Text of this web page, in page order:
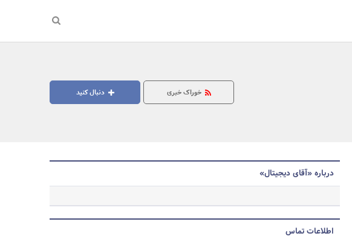
جستجو
دنبال کنید خوراک خبری
درباره «آقای دیجیتال»
اطلاعات تماس